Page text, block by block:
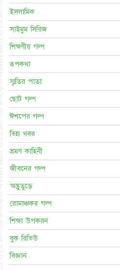
ইসলামিক
সাইমুম সিরিজ
শিক্ষণীয় গল্প
রূপকথা
স্মৃতির পাতা
ছোট গল্প
ঈশপের গল্প
ভিন্ন খবর
ভ্রমণ কাহিনী
জীবনের গল্প
অদ্ভুতুড়ে
রোমাঞ্চকর গল্প
শিক্ষা উপকরন
বুক রিভিউ
বিজ্ঞান